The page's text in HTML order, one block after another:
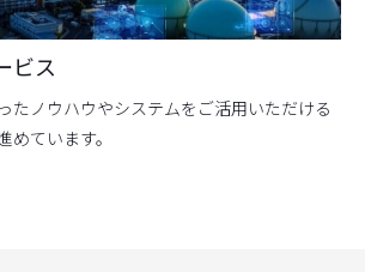
ビス
たノウハウやシステムをご活用いただける
めています。